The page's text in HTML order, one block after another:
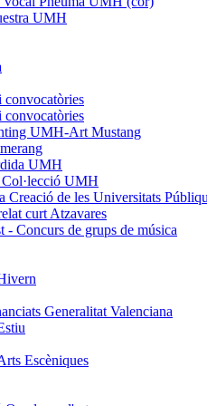
UMH
convocatòries
convocatòries
UMH-Art Mustang
UMH
UMH
Creació de les Universitats
curt Atzavares
Concurs de grups de música
Generalitat Valenciana
Escèniques